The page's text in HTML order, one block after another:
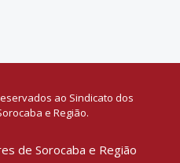
ao Sindicato dos
e Região.
de Sorocaba e Região